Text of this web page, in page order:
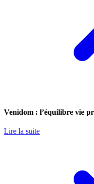
Venidom : l’équilibre vie
Lire la suite